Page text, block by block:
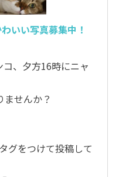
いい写真募集中！
、夕方16時にニャ
せんか？
グをつけて投稿して